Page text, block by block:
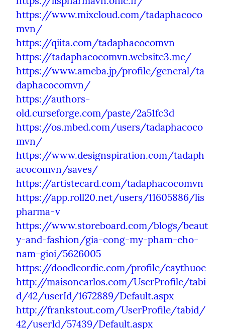
https://www.mixcloud.com/tadaphacoco
mvn/
https://qiita.com/tadaphacocomvn
https://tadaphacocomvn.website3.me/
https://www.ameba.jp/profile/general/ta
daphacocomvn/
https://authors-
old.curseforge.com/paste/2a51fc3d
https://os.mbed.com/users/tadaphacoco
mvn/
https://www.designspiration.com/tadaph
acocomvn/saves/
https://artistecard.com/tadaphacocomvn
https://app.roll20.net/users/11605886/lis
pharma-v
https://www.storeboard.com/blogs/beaut
y-and-fashion/gia-cong-my-pham-cho-
nam-gioi/5626005
https://doodleordie.com/profile/caythuoc
http://maisoncarlos.com/UserProfile/tabi
d/42/userId/1672889/Default.aspx
http://frankstout.com/UserProfile/tabid/
42/userId/57439/Default.aspx